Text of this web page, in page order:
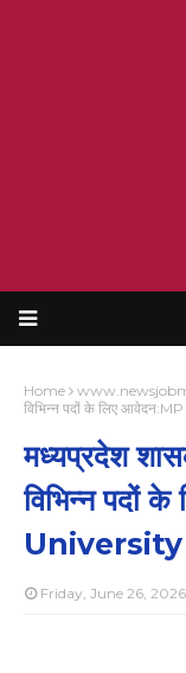
Home
विभिन्न पदों के लिए
मध्यप्रदेश
विभिन्न पदों
Friday, June 26, 2026